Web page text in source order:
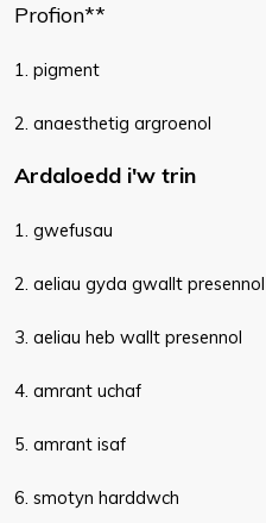
Profion**
1. pigment
2. anaesthetig argroenol
Ardaloedd i'w trin
1. gwefusau
2. aeliau gyda gwallt presennol
3. aeliau heb wallt presennol
4. amrant uchaf
5. amrant isaf
6. smotyn harddwch